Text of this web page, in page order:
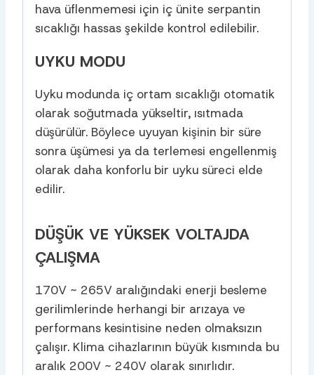
hava üflenmemesi için iç ünite serpantin
sıcaklığı hassas şekilde kontrol edilebilir.
UYKU MODU
Uyku modunda iç ortam sıcaklığı otomatik
olarak soğutmada yükseltir, ısıtmada
düşürülür. Böylece uyuyan kişinin bir süre
sonra üşümesi ya da terlemesi engellenmiş
olarak daha konforlu bir uyku süreci elde
edilir.
DÜŞÜK VE YÜKSEK VOLTAJDA
ÇALIŞMA
170V ~ 265V aralığındaki enerji besleme
gerilimlerinde herhangi bir arızaya ve
performans kesintisine neden olmaksızın
çalışır. Klima cihazlarının büyük kısmında bu
aralık 200V ~ 240V olarak sınırlıdır.